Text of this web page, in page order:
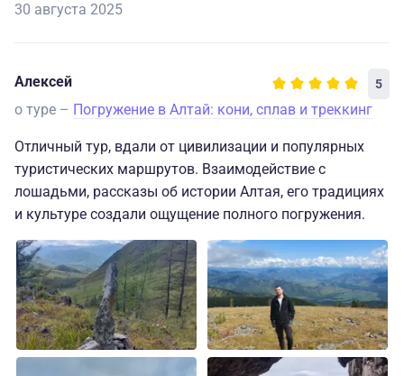
30 августа 2025
Алексей 5
о туре – Погружение в Алтай: кони, сплав и треккинг
Отличный тур, вдали от цивилизации и популярных
туристических маршрутов. Взаимодействие с
лошадьми, рассказы об истории Алтая, его традициях
и культуре создали ощущение полного погружения.